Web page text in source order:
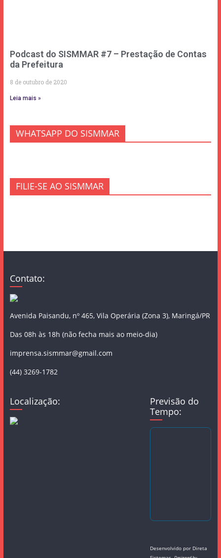
Podcast do SISMMAR #7 – Prestação de Contas
da Prefeitura
8 de outubro de 2020
Leia mais »
WHATSAPP DO SISMMAR
FILIE-SE AO SISMMAR
Contato:
Avenida Paisandu, nº 465, Vila Operária (Zona 3), Maringá/PR
Das 08h às 18h (não fecha mais ao meio-dia)
imprensa.sismmar@gmail.com
(44) 3269-1782
Localização:
Previsão do
Tempo:
Desenvolvido por Direta